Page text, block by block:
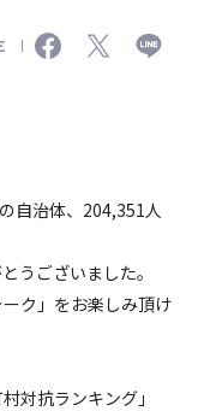
自治体、204,351人
うございました。
ク」をお楽しみ頂け
対抗ランキング」